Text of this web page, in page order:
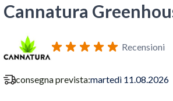
Cannatura
Recensioni
consegna prevista:martedì 11.08.2026